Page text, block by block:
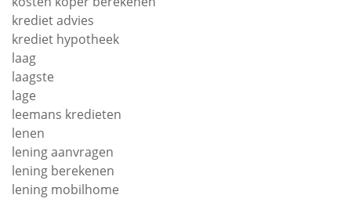
krediet advies
krediet hypotheek
laag
laagste
lage
leemans kredieten
lenen
lening aanvragen
lening berekenen
lening mobilhome